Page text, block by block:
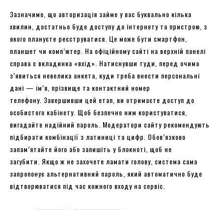
Зазначимо, що авторизація займе у вас буквально кілька
хвилин, достатньо буде доступу до інтернету та пристрою, з
якого плануєте реєструватися. Це може бути смартфон,
планшет чи комп’ютер. На офіційному сайті на верхній панелі
справа є вкладинка «вхід». Натиснувши туди, перед очима
з’явиться невелика анкета, куди треба внести персональні
дані — ім’я, прізвище та контактний номер
телефону. Завершивши цей етап, ви отримаєте доступ до
особистого кабінету. Щоб безпечно ним користуватися,
вигадайте надійний пароль. Модератори сайту рекомендують
підбирати комбінації з латиниці та цифр. Обов’язково
запам’ятайте його або запишіть у блокноті, щоб не
загубити. Якщо ж не захочете ламати голову, система сама
запропонує альтернативний пароль, який автоматично буде
відтворюватися під час кожного входу на сервіс.